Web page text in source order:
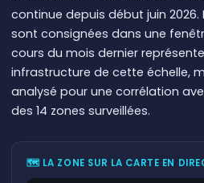
continue depuis début juin 2026.
sont consignées dans une
cours du mois dernier
infrastructure de cette échelle,
analysé pour une corrélation
des 14 zones surveillées.
🗺 LA ZONE SUR LA CARTE EN